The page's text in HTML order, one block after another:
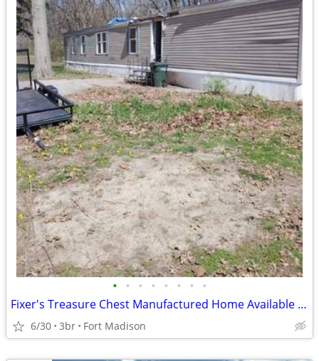
• • • • • • • •
Fixer's Treasure Chest Manufactured Home Available for Sale!!
6/30 3br Fort Madison